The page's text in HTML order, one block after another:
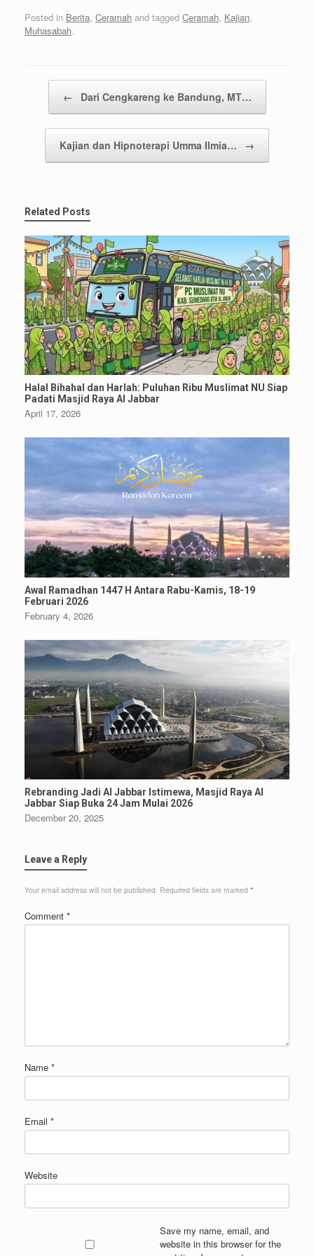
Posted in Berita, Ceramah and tagged Ceramah, Kajian,
Muhasabah.
← Dari Cengkareng ke Bandung, MT…
Kajian dan Hipnoterapi Umma Ilmia… →
Related Posts
Halal Bihahal dan Harlah: Puluhan Ribu Muslimat NU Siap
Padati Masjid Raya Al Jabbar
April 17, 2026
Awal Ramadhan 1447 H Antara Rabu-Kamis, 18-19
Februari 2026
February 4, 2026
Rebranding Jadi Al Jabbar Istimewa, Masjid Raya Al
Jabbar Siap Buka 24 Jam Mulai 2026
December 20, 2025
Leave a Reply
Your email address will not be published. Required fields are marked *
Comment *
Name *
Email *
Website
Save my name, email, and
website in this browser for the